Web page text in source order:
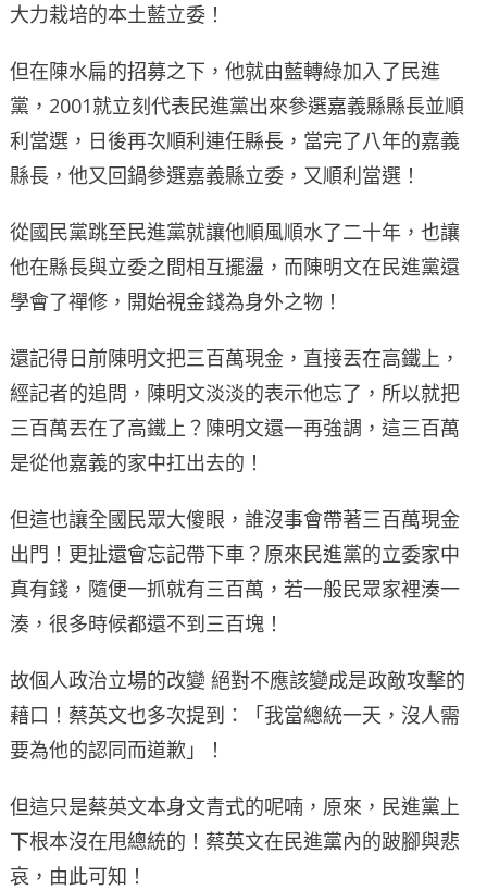
大力栽培的本土藍立委！
但在陳水扁的招募之下，他就由藍轉綠加入了民進
黨，2001就立刻代表民進黨出來參選嘉義縣縣長並順
利當選，日後再次順利連任縣長，當完了八年的嘉義
縣長，他又回鍋參選嘉義縣立委，又順利當選！
從國民黨跳至民進黨就讓他順風順水了二十年，也讓
他在縣長與立委之間相互擺盪，而陳明文在民進黨還
學會了禪修，開始視金錢為身外之物！
還記得日前陳明文把三百萬現金，直接丟在高鐵上，
經記者的追問，陳明文淡淡的表示他忘了，所以就把
三百萬丟在了高鐵上？陳明文還一再強調，這三百萬
是從他嘉義的家中扛出去的！
但這也讓全國民眾大傻眼，誰沒事會帶著三百萬現金
出門！更扯還會忘記帶下車？原來民進黨的立委家中
真有錢，隨便一抓就有三百萬，若一般民眾家裡湊一
湊，很多時候都還不到三百塊！
故個人政治立場的改變 絕對不應該變成是政敵攻擊的
藉口！蔡英文也多次提到：「我當總統一天，沒人需
要為他的認同而道歉」！
但這只是蔡英文本身文青式的呢喃，原來，民進黨上
下根本沒在甩總統的！蔡英文在民進黨內的跛腳與悲
哀，由此可知！